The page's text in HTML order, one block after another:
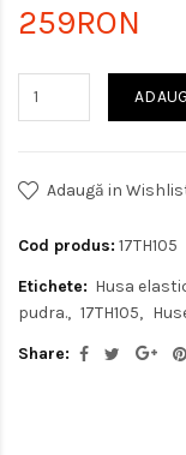
259RON
Adaugă in
Cod produs: 17TH105
Etichete: Husa
pudra.
17TH105
Share: